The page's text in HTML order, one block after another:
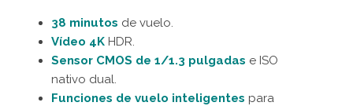
38 minutos de vuelo.
Vídeo 4K HDR.
Sensor CMOS de 1/1.3 pulgadas e ISO
nativo dual.
Funciones de vuelo inteligentes para